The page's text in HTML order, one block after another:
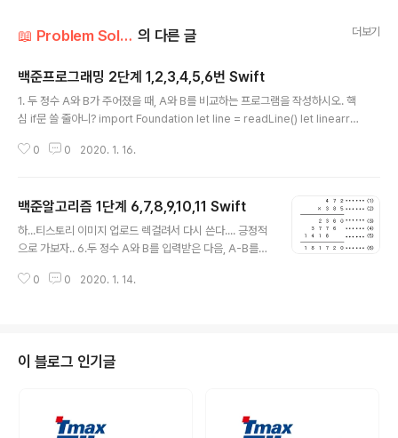
📖 Problem Solution 의 다른 글 더보기
백준프로그래밍 2단계 1,2,3,4,5,6번 Swift
1. 두 정수 A와 B가 주어졌을 때, A와 B를 비교하는 프로그램을 작성하시오. 핵
심 if문 쓸 줄아니? import Foundation let line = readLine() let linearr
nt(linearr[1])! if AB{ print(">") }else{ print("==") } 2.시험 점수를 입력받
&&쓸 줄 아니? import Foundation let line = read..
0 0 2020. 1. 16.
백준알고리즘 1단계 6,7,8,9,10,11 Swift
하...티스토리 이미지 업로드 렉걸려서 다시 쓴다.... 긍정적
으로 가보자.. 6.두 정수 A와 B를 입력받은 다음, A-B를
eadLine할 때 L대문자임 A와 B를 굳이 따로 쓸 필요가
") let A = Int(linearr[0])! let B = Int(linearr[1])! let A
B = (Int(linearr[0]) ?? 0 - (Int(linearr[1]) ?? 0) print
0 0 2020. 1. 14.
이 블로그 인기글